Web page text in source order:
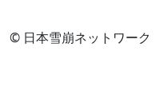
© 日本雪崩ネットワーク